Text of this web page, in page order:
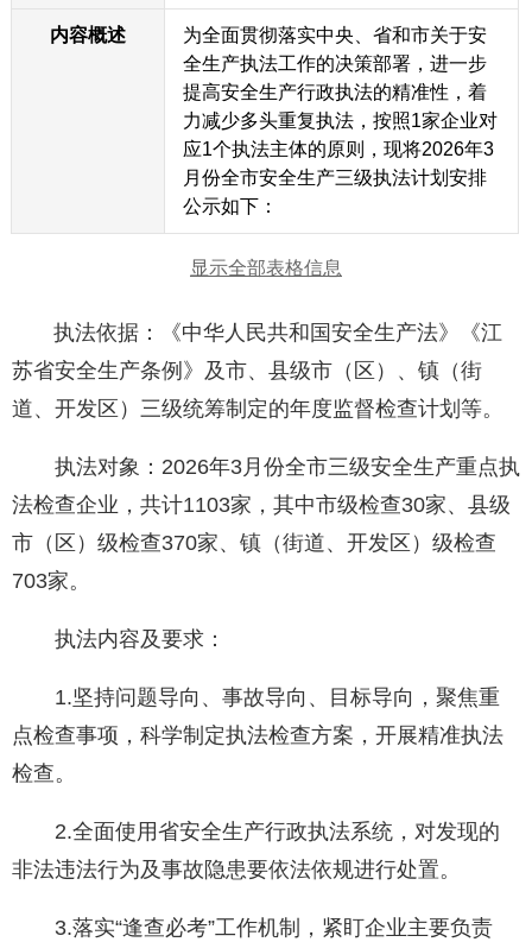
内容概述
为全面贯彻落实中央、省和市关于安
全生产执法工作的决策部署，进一步
提高安全生产行政执法的精准性，着
力减少多头重复执法，按照1家企业对
应1个执法主体的原则，现将2026年3
月份全市安全生产三级执法计划安排
公示如下：
显示全部表格信息
执法依据：《中华人民共和国安全生产法》《江
苏省安全生产条例》及市、县级市（区）、镇（街
道、开发区）三级统筹制定的年度监督检查计划等。
执法对象：2026年3月份全市三级安全生产重点执
法检查企业，共计1103家，其中市级检查30家、县级
市（区）级检查370家、镇（街道、开发区）级检查
703家。
执法内容及要求：
1.坚持问题导向、事故导向、目标导向，聚焦重
点检查事项，科学制定执法检查方案，开展精准执法
检查。
2.全面使用省安全生产行政执法系统，对发现的
非法违法行为及事故隐患要依法依规进行处置。
3.落实“逢查必考”工作机制，紧盯企业主要负责